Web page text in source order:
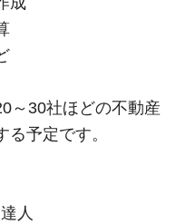
～30社ほどの不動産
予定です。
人